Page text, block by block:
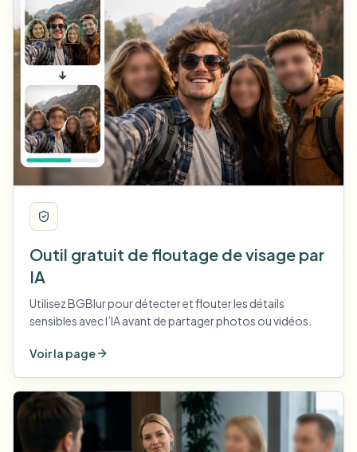
Outil gratuit de floutage de visage par
IA
Utilisez BGBlur pour détecter et flouter les détails
sensibles avec l’IA avant de partager photos ou vidéos.
Voir la page